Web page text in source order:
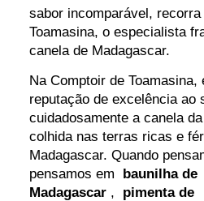
sabor incomparável,
Toamasina, o especialista
canela de Madagascar.
Na Comptoir de
reputação de excelência ao
cuidadosamente a canela
colhida nas terras ricas e
Madagascar. Quando
pensamos em baunilha de
Madagascar ,
pimenta de